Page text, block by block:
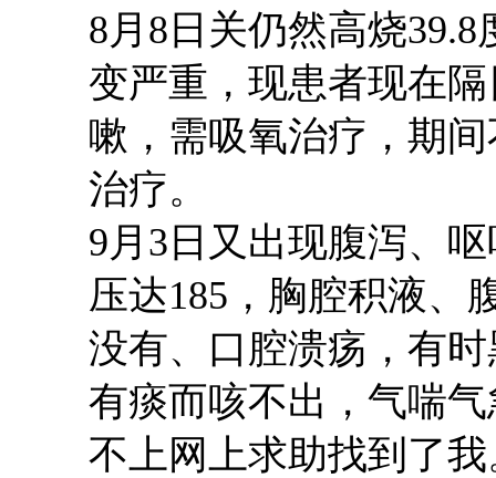
8月8日 关仍然高烧39.8
变严重，现患者现在
嗽，需吸氧治疗，期
治疗。
9月3日又出现腹泻、
压达185 ，胸腔积液、
没有、 口腔溃疡，有时
有痰而咳不出 ， 气喘气
不上网上求助找到了我